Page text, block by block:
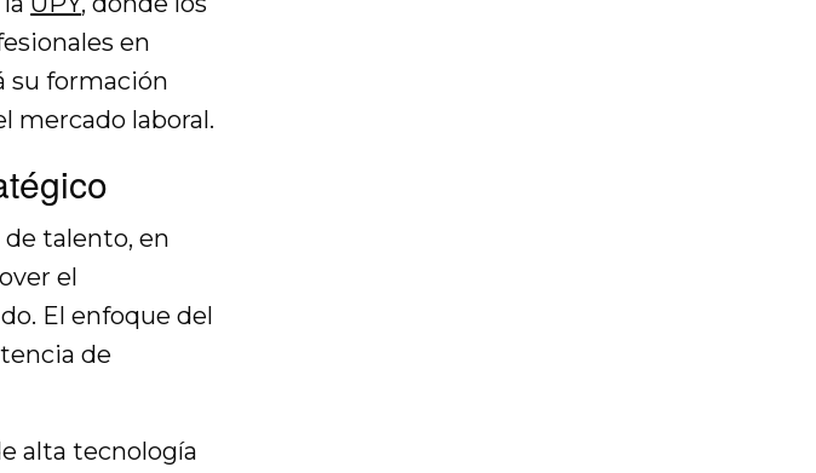
en
su formación
mercado laboral.
talento, en
el
El enfoque del
de
alta tecnología